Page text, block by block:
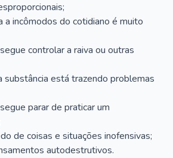
a incômodos do cotidiano é muito
controlar a raiva ou outras
substância está trazendo problemas
parar de praticar um
de coisas e situações inofensivas;
autodestrutivos.